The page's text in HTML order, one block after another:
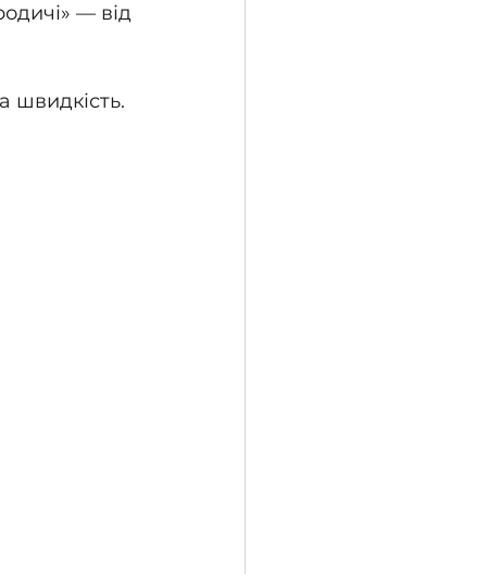
— від
швидкість.